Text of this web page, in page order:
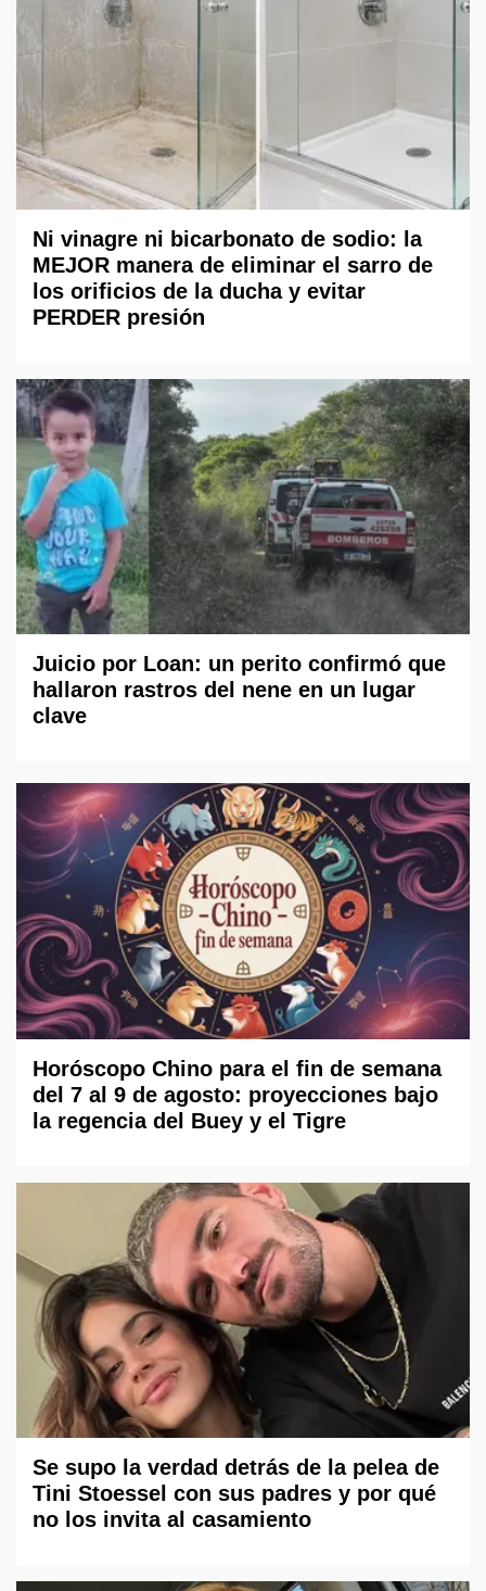
Ni vinagre ni bicarbonato de sodio: la
MEJOR manera de eliminar el sarro de
los orificios de la ducha y evitar
PERDER presión
Juicio por Loan: un perito confirmó que
hallaron rastros del nene en un lugar
clave
Horóscopo Chino para el fin de semana
del 7 al 9 de agosto: proyecciones bajo
la regencia del Buey y el Tigre
Se supo la verdad detrás de la pelea de
Tini Stoessel con sus padres y por qué
no los invita al casamiento